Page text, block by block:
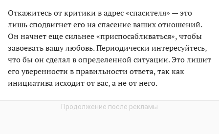
Откажитесь от критики в адрес «спасителя» — это
лишь сподвигнет его на спасение ваших отношений.
Он начнет еще сильнее «приспосабливаться», чтобы
завоевать вашу любовь. Периодически интересуйтесь,
что бы он сделал в определенной ситуации. Это лишит
его уверенности в правильности ответа, так как
инициатива исходит от вас, а не от него.